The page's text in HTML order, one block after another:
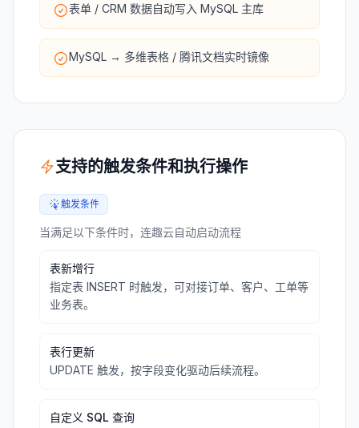
表单 / CRM 数据自动写入 MySQL 主库
MySQL → 多维表格 / 腾讯文档实时镜像
支持的触发条件和执行操作
触发条件
当满足以下条件时，连趣云自动启动流程
表新增行
指定表 INSERT 时触发，可对接订单、客户、工单等
业务表。
表行更新
UPDATE 触发，按字段变化驱动后续流程。
自定义 SQL 查询